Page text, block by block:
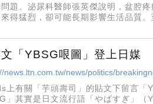
題。泌尿科醫師張英傑說明，盆腔
得猛烈，卻可能長期影響生活品質
「YBSG哏圖」登上日媒
news.ltn.com.tw/news/politics/
有關「芋頭壽司」的貼文下留言「
」其實是日文流行語「やばすぎ」